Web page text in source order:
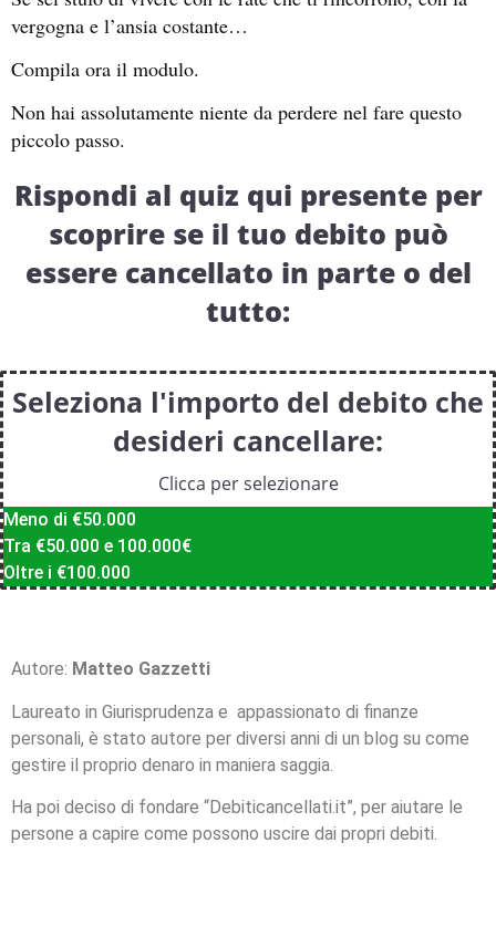
vergogna e l’ansia costante…
Compila ora il modulo.
Non hai assolutamente niente da perdere nel fare questo
piccolo passo.
Rispondi al quiz qui presente per
scoprire se il tuo debito può
essere cancellato in parte o del
tutto:
Seleziona l'importo del debito che
desideri cancellare:
Clicca per selezionare
Meno di €50.000
Tra €50.000 e 100.000€
Oltre i €100.000
Autore: Matteo Gazzetti
Laureato in Giurisprudenza e appassionato di finanze
personali, è stato autore per diversi anni di un blog su come
gestire il proprio denaro in maniera saggia.
Ha poi deciso di fondare “Debiticancellati.it”, per aiutare le
persone a capire come possono uscire dai propri debiti.